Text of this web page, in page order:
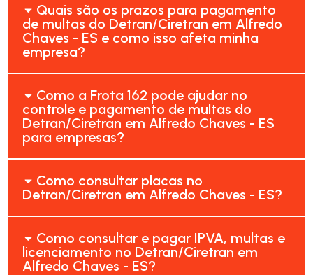
Quais são os prazos para pagamento
de multas do Detran/Ciretran em Alfredo
Chaves - ES e como isso afeta minha
empresa?
Como a Frota 162 pode ajudar no
controle e pagamento de multas do
Detran/Ciretran em Alfredo Chaves - ES
para empresas?
Como consultar placas no
Detran/Ciretran em Alfredo Chaves - ES?
Como consultar e pagar IPVA, multas e
licenciamento no Detran/Ciretran em
Alfredo Chaves - ES?